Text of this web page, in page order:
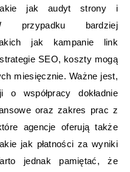
takie jak audyt strony i
przypadku bardziej
jak kampanie link
SEO, koszty mogą
miesięcznie. Ważne jest,
współpracy dokładnie
oraz zakres prac z
agencje oferują także
jak płatności za wyniki
jednak pamiętać, że